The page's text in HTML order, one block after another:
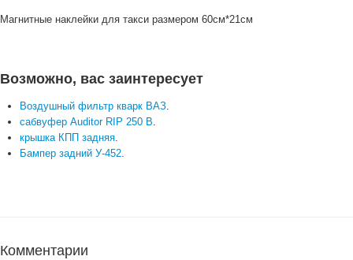
Магнитные наклейки для такси размером 60см*21см
Возможно, вас заинтересует
Воздушный фильтр кварк ВАЗ.
сабвуфер Auditor RIP 250 B.
крышка КПП задняя.
Бампер задний У-452.
Комментарии